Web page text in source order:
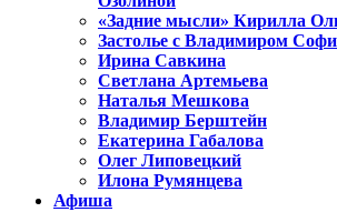
«Задние мысли» Кирилла
Застолье с Владимиром
Ирина Савкина
Светлана Артемьева
Наталья Мешкова
Владимир Берштейн
Екатерина Габалова
Олег Липовецкий
Илона Румянцева
Афиша